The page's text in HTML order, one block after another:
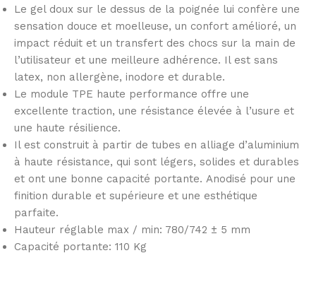
Le gel doux sur le dessus de la poignée lui confère une
sensation douce et moelleuse, un confort amélioré, un
impact réduit et un transfert des chocs sur la main de
l’utilisateur et une meilleure adhérence. Il est sans
latex, non allergène, inodore et durable.
Le module TPE haute performance offre une
excellente traction, une résistance élevée à l’usure et
une haute résilience.
Il est construit à partir de tubes en alliage d’aluminium
à haute résistance, qui sont légers, solides et durables
et ont une bonne capacité portante. Anodisé pour une
finition durable et supérieure et une esthétique
parfaite.
Hauteur réglable max / min: 780/742 ± 5 mm
Capacité portante: 110 Kg